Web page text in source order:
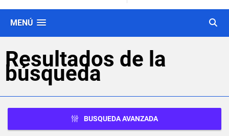
MENÚ
Resultados de la
búsqueda
BUSQUEDA AVANZADA